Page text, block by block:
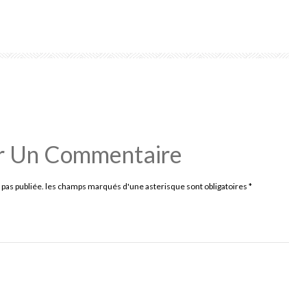
Un Commentaire
publiée. les champs marqués d'une asterisque sont obligatoires *